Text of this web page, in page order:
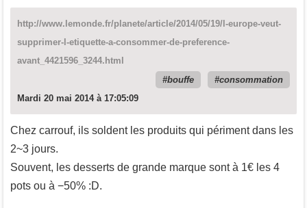
http://www.lemonde.fr/planete/article/2014/05/19/l-europe-veut-
supprimer-l-etiquette-a-consommer-de-preference-
avant_4421596_3244.html
bouffe
consommation
Mardi 20 mai 2014 à 17:05:09
Chez carrouf, ils soldent les produits qui périment dans les
2~3 jours.
Souvent, les desserts de grande marque sont à 1€ les 4
pots ou à −50% :D.